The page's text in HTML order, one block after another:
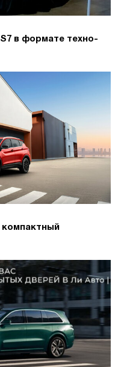
S7 в формате техно-
компактный